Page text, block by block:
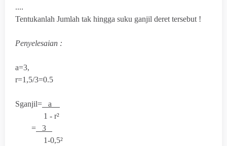
....
Tentukanlah Jumlah tak hingga suku ganjil deret tersebut !
Penyelesaian :
a=3,
r=1,5/3=0.5
Sganjil= a
1 - r²
= 3
1-0,5²